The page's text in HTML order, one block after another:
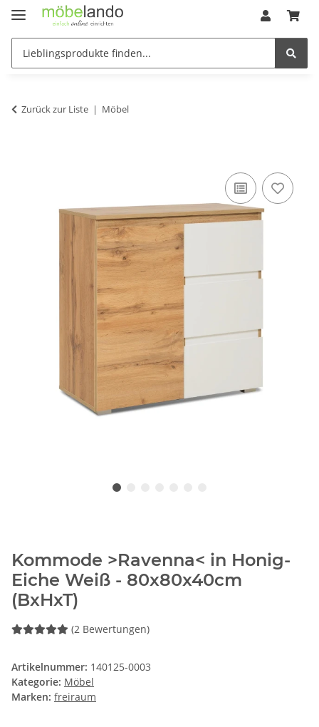
Zurück zur Liste Möbel
Kommode >Ravenna< in Honig-
Eiche Weiß - 80x80x40cm
(BxHxT)
(2 Bewertungen)
Artikelnummer: 140125-0003
Kategorie: Möbel
Marken: freiraum